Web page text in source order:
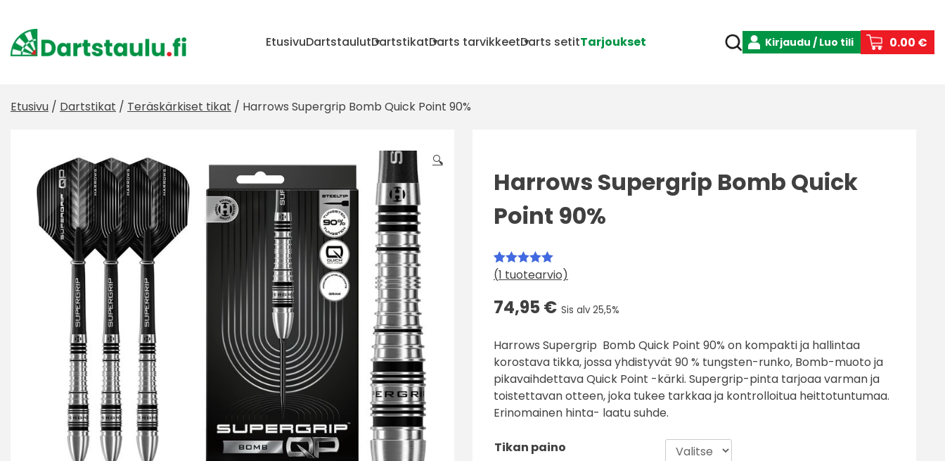
content
EtusivuDartstaulutDartstikatDarts tarvikkeetDarts setitTarjoukset Kirjaudu / Luo tili 0.00 €
Etusivu / Dartstikat / Teräskärkiset tikat / Harrows Supergrip Bomb Quick Point 90%
🔍
Harrows Supergrip Bomb Quick
Point 90%
Arvio5.00
perustuen
1
arvotukseen.
(1 tuotearvio)
74,95€ Sis alv 25,5%
Harrows Supergrip Bomb Quick Point 90% on kompakti ja hallintaa
korostava tikka, jossa yhdistyvät 90 % tungsten-runko, Bomb-muoto ja
pikavaihdettava Quick Point -kärki. Supergrip-pinta tarjoaa varman ja
toistettavan otteen, joka tukee tarkkaa ja kontrolloitua heittotuntumaa.
Erinomainen hinta- laatu suhde.
Tikan paino